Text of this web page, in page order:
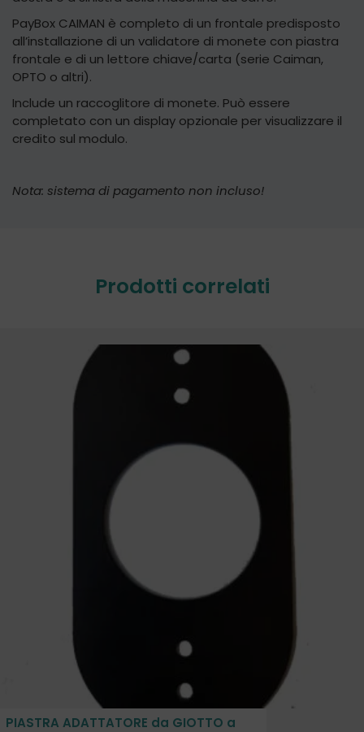
PayBox CAIMAN è completo di un frontale predisposto
all’installazione di un validatore di monete con piastra
frontale e di un lettore chiave/carta (serie Caiman,
OPTO o altri).
Include un raccoglitore di monete. Può essere
completato con un display opzionale per visualizzare il
credito sul modulo.
Nota: sistema di pagamento non incluso!
Prodotti correlati
PIASTRA ADATTATORE da GIOTTO a